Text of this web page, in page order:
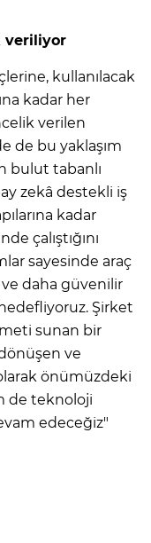
veriliyor
kullanılacak
kadar her
verilen
de bu yaklaşım
bulut tabanlı
zekâ destekli iş
kadar
çalıştığını
sayesinde araç
ve daha güvenilir
Şirket
sunan bir
ve
önümüzdeki
de teknoloji
edeceğiz"